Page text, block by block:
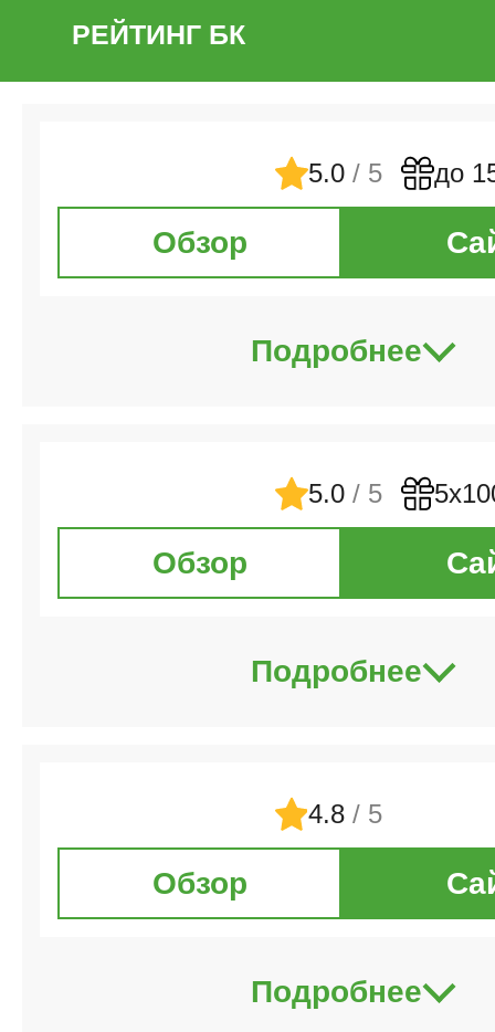
РЕЙТИНГ БК
5.0 / 5 до
Обзор
Подробнее
5.0 / 5
Обзор
Подробнее
4.8 / 5
Обзор
Подробнее